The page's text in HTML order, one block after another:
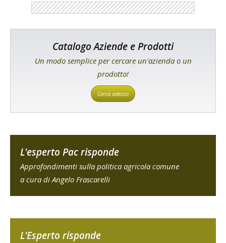
Catalogo Aziende e Prodotti
Un modo semplice per cercare un'azienda o un
prodotto!
Cerca adesso
L'esperto Pac risponde
Approfondimenti sulla politica agricola comune
a cura di Angelo Frascarelli
L'Esperto risponde